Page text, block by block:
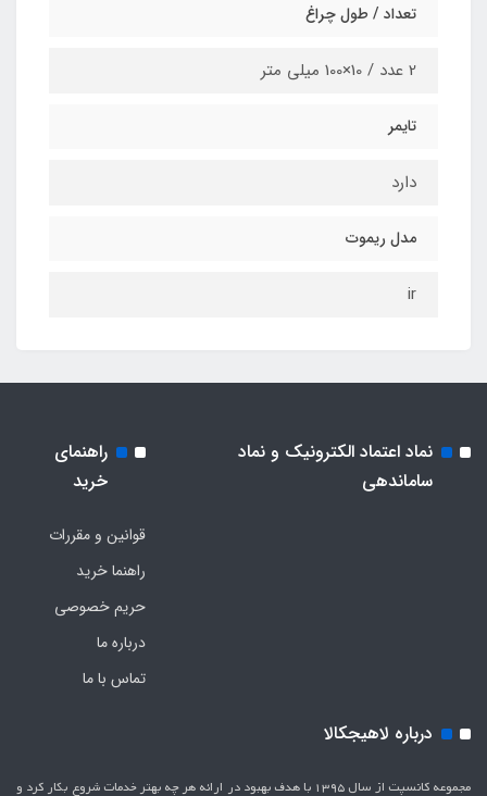
تعداد / طول چراغ
2 عدد / 10×100 میلی متر
تایمر
دارد
مدل ریموت
ir
نماد اعتماد الکترونیک و نماد
ساماندهی
راهنمای
خرید
قوانین و مقررات
راهنما خرید
حریم خصوصی
درباره ما
تماس با ما
درباره لاهیجکالا
مجموعه کانسپت از سال 1395 با هدف بهبود در ارائه هر چه بهتر خدمات شروع بکار کرد و